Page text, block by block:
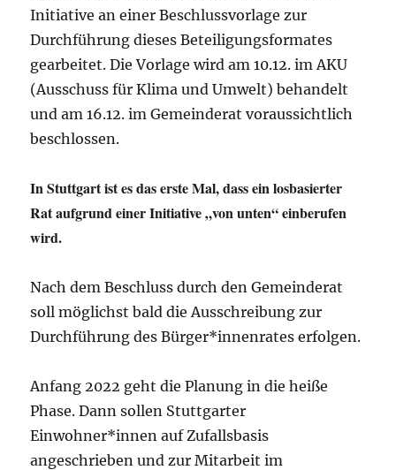
Initiative an einer Beschlussvorlage zur
Durchführung dieses Beteiligungsformates
gearbeitet. Die Vorlage wird am 10.12. im AKU
(Ausschuss für Klima und Umwelt) behandelt
und am 16.12. im Gemeinderat voraussichtlich
beschlossen.
In Stuttgart ist es das erste Mal, dass ein losbasierter
Rat aufgrund einer Initiative „von unten“ einberufen
wird.
Nach dem Beschluss durch den Gemeinderat
soll möglichst bald die Ausschreibung zur
Durchführung des Bürger*innenrates erfolgen.
Anfang 2022 geht die Planung in die heiße
Phase. Dann sollen Stuttgarter
Einwohner*innen auf Zufallsbasis
angeschrieben und zur Mitarbeit im